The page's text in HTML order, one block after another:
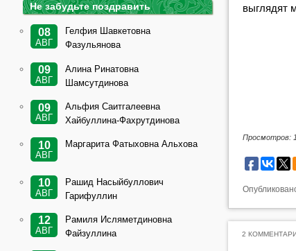
выглядят
Просмотров:
2
Не забудьте поздравить
08
АВГ
Гелфия Шавкетовна
Фазульянова
09
АВГ
Алина Ринатовна
Шамсутдинова
09
АВГ
Альфия Саитгалеевна
Хайбуллина-Фахрутдинова
10
АВГ
Маргарита Фатыховна Альхова
10
АВГ
Рашид Насыйбуллович
Гарифуллин
12
АВГ
Рамиля Исляметдиновна
Файзуллина